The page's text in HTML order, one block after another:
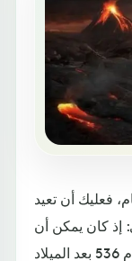
فعليك أن تعيد
إذ كان يمكن أن